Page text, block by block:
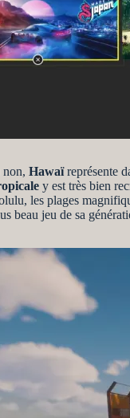
non, Hawaïreprésente
y est très bien
les plages
beau jeu de sa